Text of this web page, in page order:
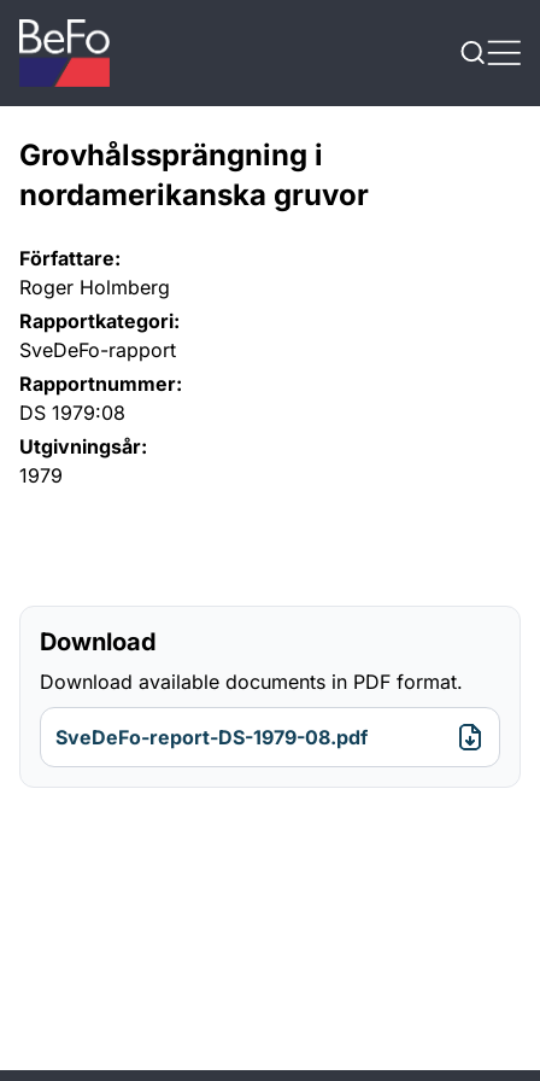
Skip to content
Grovhålssprängning i
nordamerikanska gruvor
Författare:
Roger Holmberg
Rapportkategori:
SveDeFo-rapport
Rapportnummer:
DS 1979:08
Utgivningsår:
1979
Download
Download available documents in PDF format.
SveDeFo-report-DS-1979-08.pdf